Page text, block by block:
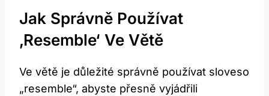
Jak Správně Používat
‚resemble‘ Ve Větě
Ve větě je důležité správně používat sloveso
„resemble“, abyste přesně vyjádřili